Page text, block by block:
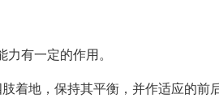
有一定的作用。
着地，保持其平衡，并作适应的前